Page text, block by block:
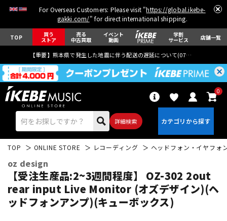
For Overseas Customers: Please visit "https://global.ikebe-
gakki.com/" for direct international shipping.
TOP 買う
ストア
売る
中古買取
イベント
動画
学割
サービス 店舗一覧
【重要】熊本県で発生した地震に伴う配送の遅延について(07月29日
詳細検索
0
エレキギター アコギ/エレアコ
TOP ONLINE STORE レコーディング ヘッドフォン・イヤフォ
oz design
【受注生産品:2~3週間程度】 OZ-302 2out
rear input Live Monitor (オズデザイン)(ヘ
ッドフォンアンプ)(キューボックス)